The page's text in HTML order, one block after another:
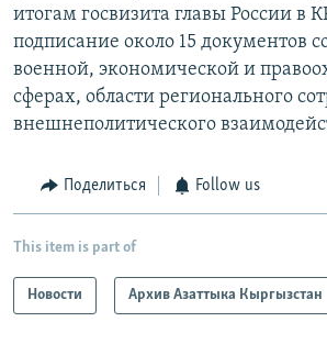
итогам госвизита главы России в
подписание около 15 документов
военной, экономической и
сферах, области регионального
внешнеполитического
Поделиться Follow us
This item is part of
Новости Архив Азаттыка Кыргызстан